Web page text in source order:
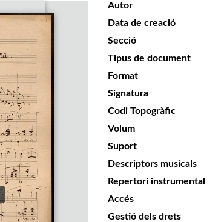
Autor
Data de creació
Secció
Tipus de document
Format
Signatura
Codi Topogràfic
Volum
Suport
Descriptors musicals
Repertori instrumental
Accés
Gestió dels drets